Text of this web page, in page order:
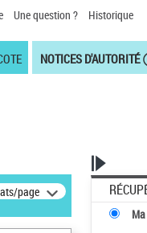
Une question ? Historique
NOTICES D'AUTORITÉ
page